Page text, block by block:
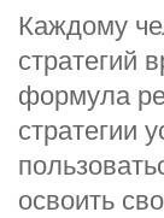
Каждому
стратегий
формула
стратегии
освоить